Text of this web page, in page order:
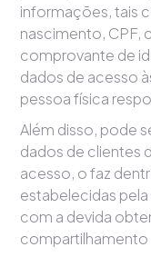
informações, tais
nascimento, CPF,
comprovante de
dados de acesso
pessoa física
Além disso, pode
dados de clientes
acesso, o faz
estabelecidas
com a devida